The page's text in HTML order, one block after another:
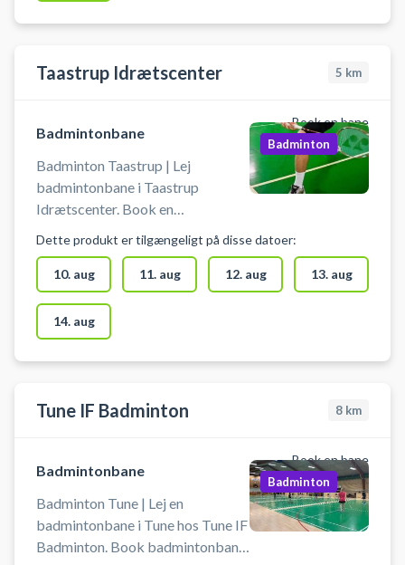
omklædning og bad i hallen på
Taastrup Idrætscenter 5 km
Book en bane
Badmintonbane
Badminton Taastrup | Lej
badmintonbane i Taastrup
Idrætscenter. Book en
i Taastrup. Medbring selv ketcher
og bolde når du booker en
badmintonbane i Taastrup
Idrætscenter. Du finder gratis
parkering lige ved idrætscentret.
Badminton
Dette produkt er tilgængeligt på disse datoer:
10. aug 11. aug 12. aug 13. aug
14. aug
Tune IF Badminton 8 km
Book en bane
Badmintonbane
Badminton Tune | Lej en
badmintonbane i Tune hos Tune IF
Badminton. Book badmintonbane
Badminton